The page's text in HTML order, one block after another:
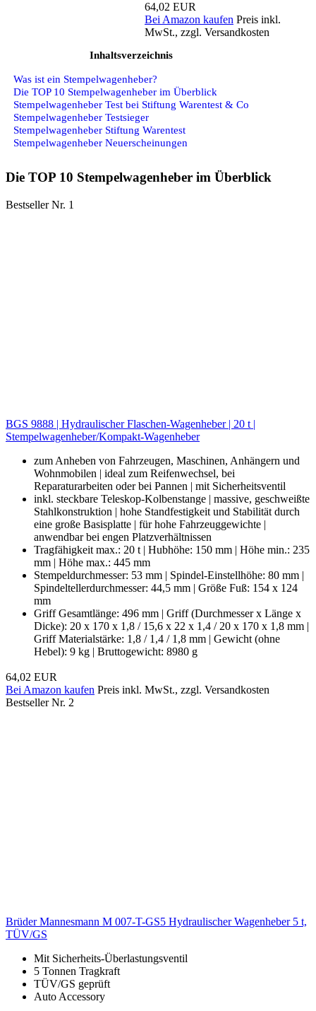
64,02 EUR
Bei Amazon kaufen Preis inkl.
MwSt., zzgl. Versandkosten
Inhaltsverzeichnis
Was ist ein Stempelwagenheber?
Die TOP 10 Stempelwagenheber im Überblick
Stempelwagenheber Test bei Stiftung Warentest & Co
Stempelwagenheber Testsieger
Stempelwagenheber Stiftung Warentest
Stempelwagenheber Neuerscheinungen
Die TOP 10 Stempelwagenheber im Überblick
Bestseller Nr. 1
BGS 9888 | Hydraulischer Flaschen-Wagenheber | 20 t |
Stempelwagenheber/Kompakt-Wagenheber
zum Anheben von Fahrzeugen, Maschinen, Anhängern und
Wohnmobilen | ideal zum Reifenwechsel, bei
Reparaturarbeiten oder bei Pannen | mit Sicherheitsventil
inkl. steckbare Teleskop-Kolbenstange | massive, geschweißte
Stahlkonstruktion | hohe Standfestigkeit und Stabilität durch
eine große Basisplatte | für hohe Fahrzeuggewichte |
anwendbar bei engen Platzverhältnissen
Tragfähigkeit max.: 20 t | Hubhöhe: 150 mm | Höhe min.: 235
mm | Höhe max.: 445 mm
Stempeldurchmesser: 53 mm | Spindel-Einstellhöhe: 80 mm |
Spindeltellerdurchmesser: 44,5 mm | Größe Fuß: 154 x 124
mm
Griff Gesamtlänge: 496 mm | Griff (Durchmesser x Länge x
Dicke): 20 x 170 x 1,8 / 15,6 x 22 x 1,4 / 20 x 170 x 1,8 mm |
Griff Materialstärke: 1,8 / 1,4 / 1,8 mm | Gewicht (ohne
Hebel): 9 kg | Bruttogewicht: 8980 g
64,02 EUR
Bei Amazon kaufen Preis inkl. MwSt., zzgl. Versandkosten
Bestseller Nr. 2
Brüder Mannesmann M 007-T-GS5 Hydraulischer Wagenheber 5 t,
TÜV/GS
Mit Sicherheits-Überlastungsventil
5 Tonnen Tragkraft
TÜV/GS geprüft
Auto Accessory